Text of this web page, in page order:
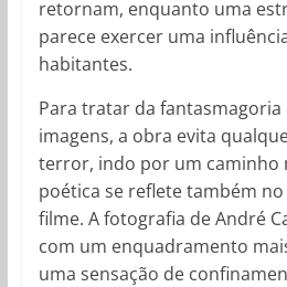
retornam, enquanto uma
parece exercer uma
habitantes.
Para tratar da fantasmagoria
imagens, a obra evita
terror, indo por um caminho
poética se reflete também
filme. A fotografia de André
com um enquadramento
uma sensação de